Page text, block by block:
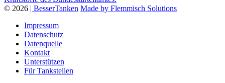
© 2026 | BesserTanken Made by Flemmisch Solutions
Impressum
Datenschutz
Datenquelle
Kontakt
Unterstützen
Für Tankstellen